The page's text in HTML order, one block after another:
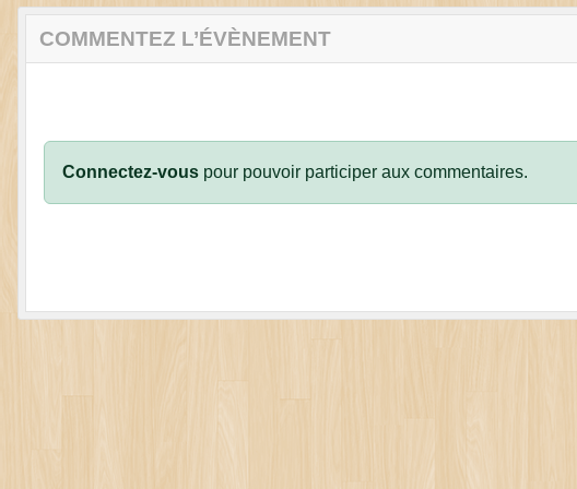
COMMENTEZ L’ÉVÈNEMENT
Connectez-vous pour pouvoir participer aux commentaires.